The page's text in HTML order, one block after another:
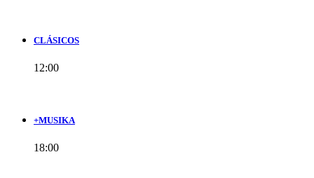
CLÁSICOS
12:00
+MUSIKA
18:00